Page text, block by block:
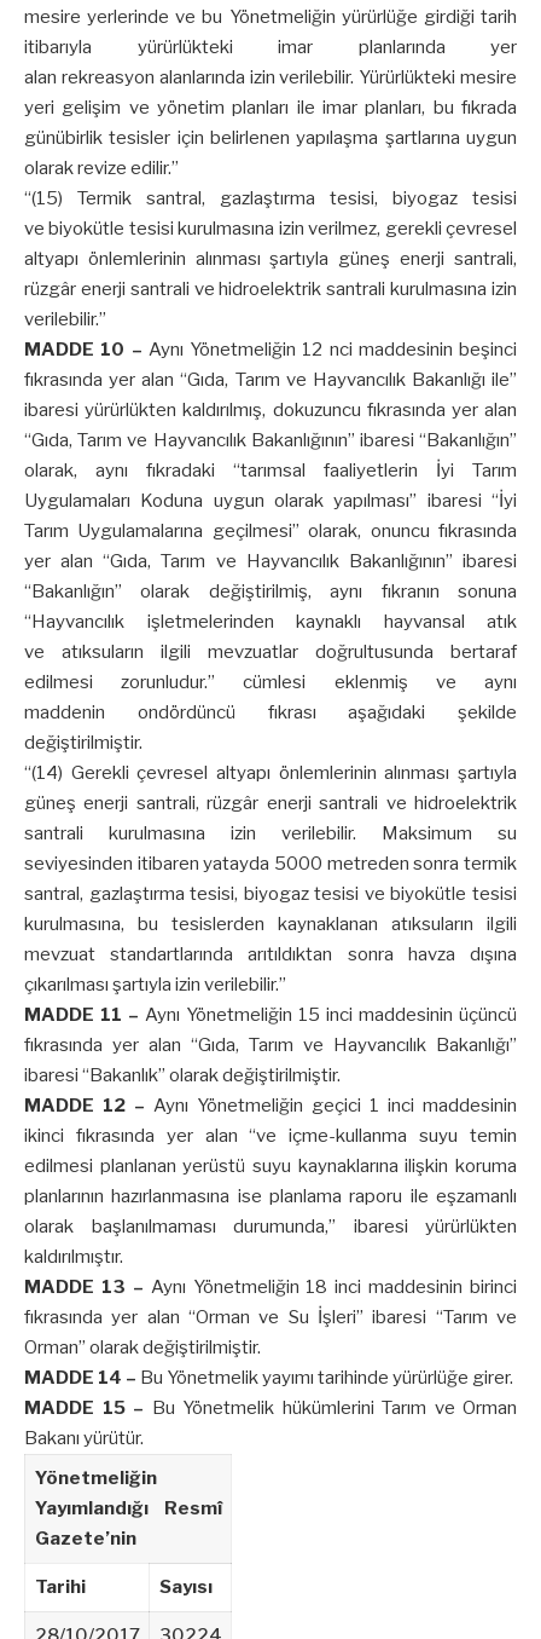
mesire yerlerinde ve bu Yönetmeliğin yürürlüğe girdiği tarih
itibarıyla yürürlükteki imar planlarında yer
alan rekreasyon alanlarında izin verilebilir. Yürürlükteki mesire
yeri gelişim ve yönetim planları ile imar planları, bu fıkrada
günübirlik tesisler için belirlenen yapılaşma şartlarına uygun
olarak revize edilir.”
“(15) Termik santral, gazlaştırma tesisi, biyogaz tesisi
ve biyokütle tesisi kurulmasına izin verilmez, gerekli çevresel
altyapı önlemlerinin alınması şartıyla güneş enerji santrali,
rüzgâr enerji santrali ve hidroelektrik santrali kurulmasına izin
verilebilir.”
MADDE 10 – Aynı Yönetmeliğin 12 nci maddesinin beşinci
fıkrasında yer alan “Gıda, Tarım ve Hayvancılık Bakanlığı ile”
ibaresi yürürlükten kaldırılmış, dokuzuncu fıkrasında yer alan
“Gıda, Tarım ve Hayvancılık Bakanlığının” ibaresi “Bakanlığın”
olarak, aynı fıkradaki “tarımsal faaliyetlerin İyi Tarım
Uygulamaları Koduna uygun olarak yapılması” ibaresi “İyi
Tarım Uygulamalarına geçilmesi” olarak, onuncu fıkrasında
yer alan “Gıda, Tarım ve Hayvancılık Bakanlığının” ibaresi
“Bakanlığın” olarak değiştirilmiş, aynı fıkranın sonuna
“Hayvancılık işletmelerinden kaynaklı hayvansal atık
ve atıksuların ilgili mevzuatlar doğrultusunda bertaraf
edilmesi zorunludur.” cümlesi eklenmiş ve aynı
maddenin ondördüncü fıkrası aşağıdaki şekilde
değiştirilmiştir.
“(14) Gerekli çevresel altyapı önlemlerinin alınması şartıyla
güneş enerji santrali, rüzgâr enerji santrali ve hidroelektrik
santrali kurulmasına izin verilebilir. Maksimum su
seviyesinden itibaren yatayda 5000 metreden sonra termik
santral, gazlaştırma tesisi, biyogaz tesisi ve biyokütle tesisi
kurulmasına, bu tesislerden kaynaklanan atıksuların ilgili
mevzuat standartlarında arıtıldıktan sonra havza dışına
çıkarılması şartıyla izin verilebilir.”
MADDE 11 – Aynı Yönetmeliğin 15 inci maddesinin üçüncü
fıkrasında yer alan “Gıda, Tarım ve Hayvancılık Bakanlığı”
ibaresi “Bakanlık” olarak değiştirilmiştir.
MADDE 12 – Aynı Yönetmeliğin geçici 1 inci maddesinin
ikinci fıkrasında yer alan “ve içme-kullanma suyu temin
edilmesi planlanan yerüstü suyu kaynaklarına ilişkin koruma
planlarının hazırlanmasına ise planlama raporu ile eşzamanlı
olarak başlanılmaması durumunda,” ibaresi yürürlükten
kaldırılmıştır.
MADDE 13 – Aynı Yönetmeliğin 18 inci maddesinin birinci
fıkrasında yer alan “Orman ve Su İşleri” ibaresi “Tarım ve
Orman” olarak değiştirilmiştir.
MADDE 14 – Bu Yönetmelik yayımı tarihinde yürürlüğe girer.
MADDE 15 – Bu Yönetmelik hükümlerini Tarım ve Orman
Bakanı yürütür.
Yönetmeliğin
Yayımlandığı Resmî
Gazete’nin
Tarihi Sayısı